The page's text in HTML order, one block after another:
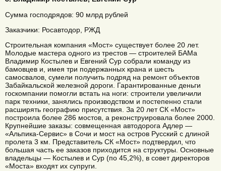
Сумма господрядов: 90 млрд рублей
Заказчики: Росавтодор, РЖД
Строительная компания «Мост» существует более 20 лет.
Молодые мастера одного из трестов — строителей БАМа
Владимир Костылев и Евгений Сур собрали команду из
бамовцев и, имея три подержанных крана и шесть
самосвалов, сумели получить подряд на ремонт объектов
Забайкальской железной дороги. Гарантированные деньги
госкомпании помогли встать на ноги: строители увеличили
парк техники, занялись производством и постепенно стали
расширять географию присутствия. За 20 лет СК «Мост»
построила более 286 мостов, а реконструировала более 2000.
Крупнейшие заказы: совмещенная автодорога Адлер —
«Альпика-Сервис» в Сочи и мост на остров Русский с длиной
пролета 3 км. Представитель СК «Мост» подтвердил, что
большая часть ее заказов приходится на структуры. Основные
владельцы — Костылев и Сур (по 45,2%), в совет директоров
«Моста» входят их супруги.